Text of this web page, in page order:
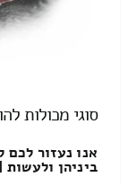
סוגי מכולות
אנו נעזור לכם
ביניהן